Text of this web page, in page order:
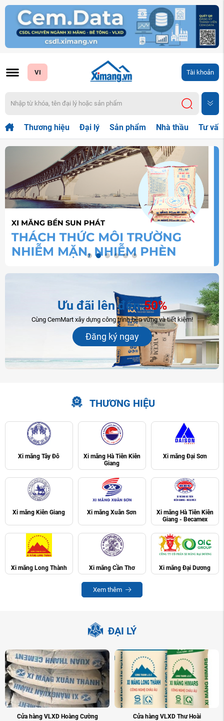
VI Tài khoản
Thương hiệu Đại lý Sản phẩm Nhà thầu Tư
Ưu đãi lên đến 50%
Cùng CemMart xây dựng công trình bền vững và tiết kiệm!
Đăng ký ngay
THƯƠNG HIỆU
Xi măng Tây Đô
Xi măng Hà Tiên Kiên
Giang
Xi măng Đại Sơn
Xi măng Kiên Giang Xi măng Xuân Sơn
Xi măng Hà Tiên Kiên
Giang - Becamex
Xi măng Long Thành Xi măng Cần Thơ Xi măng Đại Dương
Xem thêm
ĐẠI LÝ
Cửa hàng VLXD Hoàng Cường Cửa hàng VLXD Thư Hoài